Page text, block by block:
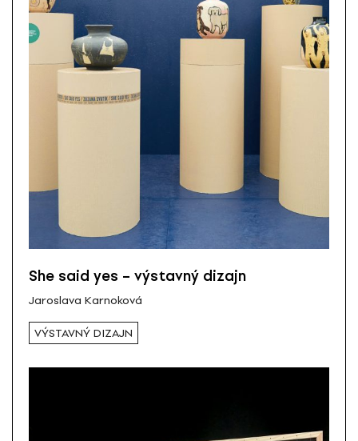
She said yes – výstavný dizajn
Jaroslava Karnoková
VÝSTAVNÝ DIZAJN